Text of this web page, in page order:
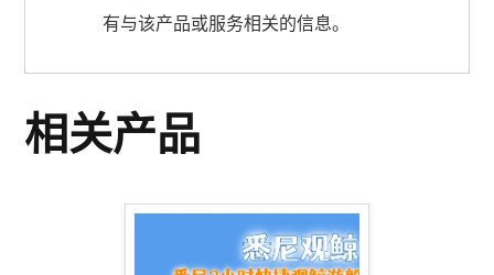
有与该产品或服务相关的信息。
相关产品